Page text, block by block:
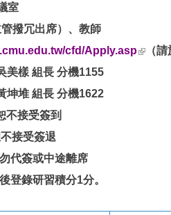
室
撥冗出席）、教師
cfd/Apply.asp (link
（
樣 組長 分機1155
組長 分機1622
不接受簽到
接受簽退
代簽或中途離席
登錄研習積分1分。